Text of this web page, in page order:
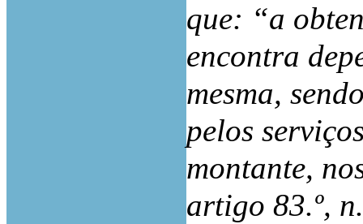
que: “a
encontra
mesma,
pelos
montante,
artigo 83.º,